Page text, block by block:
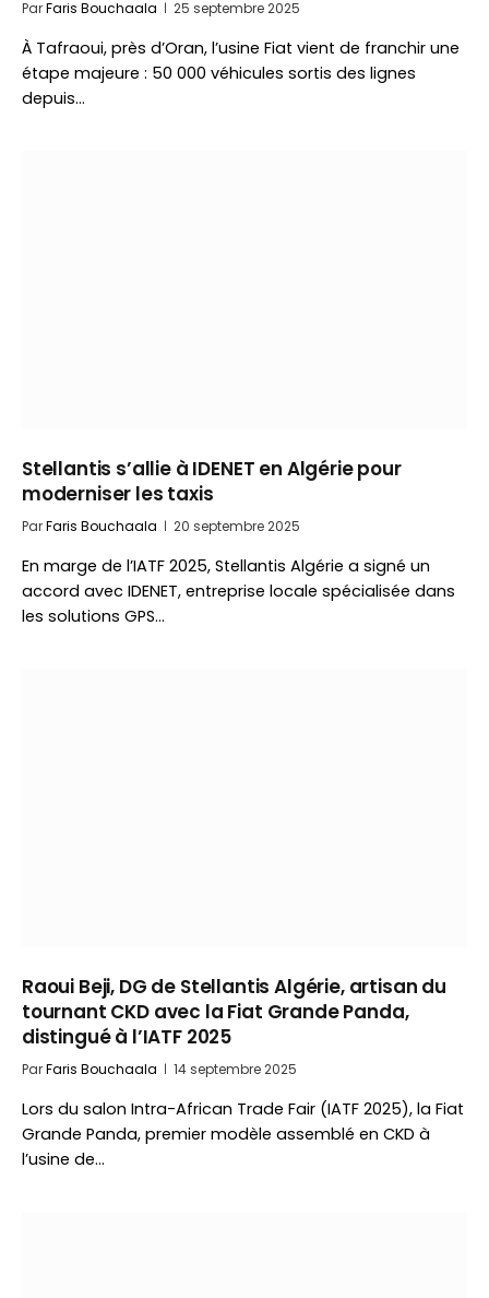
ParFaris Bouchaala 25 septembre 2025
À Tafraoui, près d’Oran, l’usine Fiat vient de franchir une
étape majeure : 50 000 véhicules sortis des lignes
depuis…
Stellantis s’allie à IDENET en Algérie pour
moderniser les taxis
ParFaris Bouchaala 20 septembre 2025
En marge de l’IATF 2025, Stellantis Algérie a signé un
accord avec IDENET, entreprise locale spécialisée dans
les solutions GPS…
Raoui Beji, DG de Stellantis Algérie, artisan du
tournant CKD avec la Fiat Grande Panda,
distingué à l’IATF 2025
ParFaris Bouchaala 14 septembre 2025
Lors du salon Intra-African Trade Fair (IATF 2025), la Fiat
Grande Panda, premier modèle assemblé en CKD à
l’usine de…